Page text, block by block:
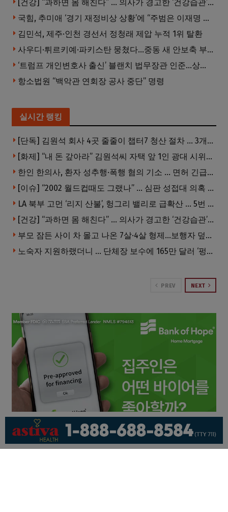
[건강] “과하면 몸 해친다” … 의사가 경고한 ‘건강습관’ 5가지
국힘, 추미애 ‘경기 재정비상 상황’에 “주범은 이재명 전 지사”
김민석, 제주·인천 경선서 정청래 제압 누적 1위 탈환
사우디·튀르키예·파키스탄 뭉쳤다…중동 새 안보축 부상하나
‘트럼프 개인변호사 출신’ 블랜치 법무장관 인준…상원 50대49 가결
항소법원 “백악관 연회장 공사 중단” 명령
실시간 랭킹
[단독] 김원석 회사 4곳 줄줄이 챕터7 청산 절차 … 3개 법인 같은 날 동시 파산 신청
[화제] “내 돈 갚아라” 김원석씨 자택 앞 1인 광대 시위 … 한인 투자사, “108만 달러 못받아”
한인 한의사, 환자 성추행·폭행 혐의 기소 … 면허 긴급정지
[이슈] “2002 월드컵때도 그랬나” … 심판 성접대 의혹 해외로 일파만파, 4강 신화까지 불똥
LA 북부 고먼 ‘리지 산불’, 헝그리 밸리로 급확산 … 5번 Fwy 양방향 전면 폐쇄
[건강] “과하면 몸 해친다” … 의사가 경고한 ‘건강습관’ 5가지
부모 잠든 사이 차 몰고 나온 7살·4살 형제…보행자 덮쳐 중태
노숙자 지원하랬더니 … 단체장 보수에 165만 달러 ‘펑펑’
PREV NEXT